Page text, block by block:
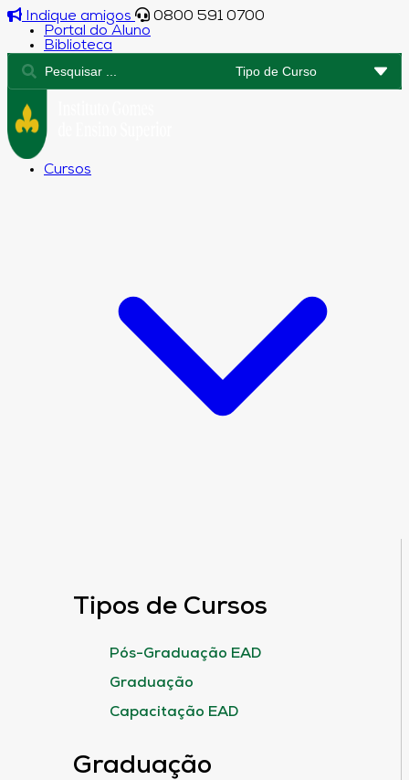
Indique amigos
0800 591 0700
Portal do Aluno
Biblioteca
Cursos
Tipos de Cursos
Pós-Graduação EAD
Graduação
Capacitação EAD
Graduação